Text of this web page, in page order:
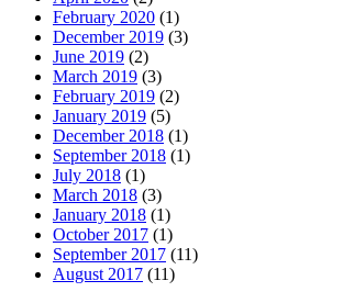
February 2020 (1)
December 2019 (3)
June 2019 (2)
March 2019 (3)
February 2019 (2)
January 2019 (5)
December 2018 (1)
September 2018 (1)
July 2018 (1)
March 2018 (3)
January 2018 (1)
October 2017 (1)
September 2017 (11)
August 2017 (11)